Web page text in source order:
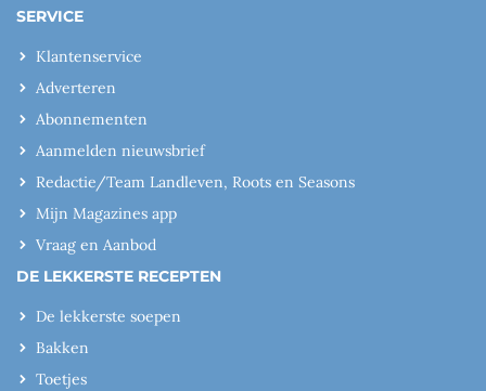
SERVICE
Klantenservice
Adverteren
Abonnementen
Aanmelden nieuwsbrief
Redactie/Team Landleven, Roots en Seasons
Mijn Magazines app
Vraag en Aanbod
DE LEKKERSTE RECEPTEN
De lekkerste soepen
Bakken
Toetjes